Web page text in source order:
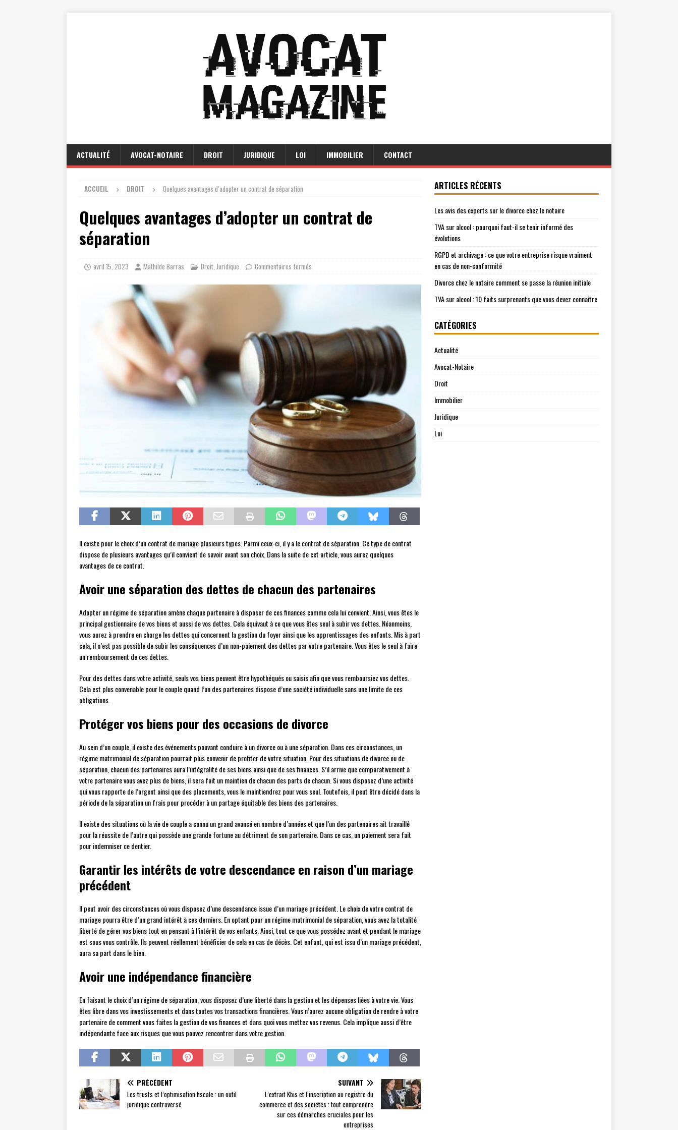
ACTUALITÉ AVOCAT-NOTAIRE DROIT JURIDIQUE LOI IMMOBILIER CONTACT
ACCUEIL DROIT Quelques avantages d’adopter un contrat de séparation
Quelques avantages d’adopter un contrat de
séparation
avril 15, 2023 Mathilde Barras Droit, Juridique Commentaires fermés
Il existe pour le choix d’un contrat de mariage plusieurs types. Parmi ceux-ci, il y a le contrat de séparation. Ce type de contrat
dispose de plusieurs avantages qu’il convient de savoir avant son choix. Dans la suite de cet article, vous aurez quelques
avantages de ce contrat.
Avoir une séparation des dettes de chacun des partenaires
Adopter un régime de séparation amène chaque partenaire à disposer de ces finances comme cela lui convient. Ainsi, vous êtes le
principal gestionnaire de vos biens et aussi de vos dettes. Cela équivaut à ce que vous êtes seul à subir vos dettes. Néanmoins,
vous aurez à prendre en charge les dettes qui concernent la gestion du foyer ainsi que les apprentissages des enfants. Mis à part
cela, il n’est pas possible de subir les conséquences d’un non-paiement des dettes par votre partenaire. Vous êtes le seul à faire
un remboursement de ces dettes.
Pour des dettes dans votre activité, seuls vos biens peuvent être hypothéqués ou saisis afin que vous remboursiez vos dettes.
Cela est plus convenable pour le couple quand l’un des partenaires dispose d’une société individuelle sans une limite de ces
obligations.
Protéger vos biens pour des occasions de divorce
Au sein d’un couple, il existe des événements pouvant conduire à un divorce ou à une séparation. Dans ces circonstances, un
régime matrimonial de séparation pourrait plus convenir de profiter de votre situation. Pour des situations de divorce ou de
séparation, chacun des partenaires aura l’intégralité de ses biens ainsi que de ses finances. S’il arrive que comparativement à
votre partenaire vous avez plus de biens, il sera fait un maintien de chacun des parts de chacun. Si vous disposez d’une activité
qui vous rapporte de l’argent ainsi que des placements, vous le maintiendrez pour vous seul. Toutefois, il peut être décidé dans la
période de la séparation un frais pour procéder à un partage équitable des biens des partenaires.
Il existe des situations où la vie de couple a connu un grand avancé en nombre d’années et que l’un des partenaires ait travaillé
pour la réussite de l’autre qui possède une grande fortune au détriment de son partenaire. Dans ce cas, un paiement sera fait
pour indemniser ce dentier.
Garantir les intérêts de votre descendance en raison d’un mariage
précédent
Il peut avoir des circonstances où vous disposez d’une descendance issue d’un mariage précédent. Le choix de votre contrat de
mariage pourra être d’un grand intérêt à ces derniers. En optant pour un régime matrimonial de séparation, vous avez la totalité
liberté de gérer vos biens tout en pensant à l’intérêt de vos enfants. Ainsi, tout ce que vous possédez avant et pendant le mariage
est sous vous contrôle. Ils peuvent réellement bénéficier de cela en cas de décès. Cet enfant, qui est issu d’un mariage précédent,
aura sa part dans le bien.
Avoir une indépendance financière
En faisant le choix d’un régime de séparation, vous disposez d’une liberté dans la gestion et les dépenses liées à votre vie. Vous
êtes libre dans vos investissements et dans toutes vos transactions financières. Vous n’aurez aucune obligation de rendre à votre
partenaire de comment vous faites la gestion de vos finances et dans quoi vous mettez vos revenus. Cela implique aussi d’être
indépendante face aux risques que vous pouvez rencontrer dans votre gestion.
PRÉCÉDENT
Les trusts et l’optimisation fiscale : un outil
juridique controversé
SUIVANT
L’extrait Kbis et l’inscription au registre du
commerce et des sociétés : tout comprendre
sur ces démarches cruciales pour les
entreprises
ARTICLES RÉCENTS
Les avis des experts sur le divorce chez le notaire
TVA sur alcool : pourquoi faut-il se tenir informé des
évolutions
RGPD et archivage : ce que votre entreprise risque vraiment
en cas de non-conformité
Divorce chez le notaire comment se passe la réunion initiale
TVA sur alcool : 10 faits surprenants que vous devez connaître
CATÉGORIES
Actualité
Avocat-Notaire
Droit
Immobilier
Juridique
Loi